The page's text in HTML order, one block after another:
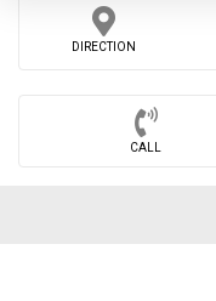
DIRECTION
CALL